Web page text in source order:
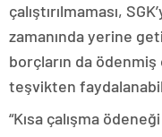
çalıştırılmaması,
zamanında yerine
borçların da
teşvikten
“Kısa çalışma